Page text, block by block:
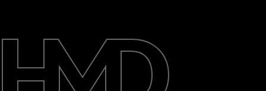
Reparera, återanvända, återvinna
Hållbarhet
Kundservice